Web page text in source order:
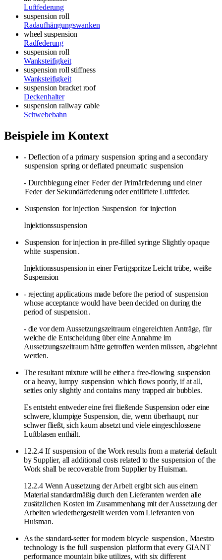
Luftfederung
suspension roll
Radaufhängungswanken
wheel suspension
Radfederung
suspension roll
Wanksteifigkeit
suspension roll stiffness
Wanksteifigkeit
suspension bracket roof
Deckenhalter
suspension railway cable
Schwebebahn
Beispiele im Kontext
- Deflection of a primary suspension spring and a secondary
suspension spring or deflated pneumatic suspension
- Durchbiegung einer Feder der Primärfederung und einer
Feder der Sekundärfederung oder entlüftete Luftfeder.
Suspension for injection Suspension for injection
Injektionssuspension
Suspension for injection in pre-filled syringe Slightly opaque
white suspension .
Injektionssuspension in einer Fertigspritze Leicht trübe, weiße
Suspension
- rejecting applications made before the period of suspension
whose acceptance would have been decided on during the
period of suspension .
- die vor dem Aussetzungszeitraum eingereichten Anträge, für
welche die Entscheidung über eine Annahme im
Aussetzungszeitraum hätte getroffen werden müssen, abgelehnt
werden.
The resultant mixture will be either a free-flowing suspension
or a heavy, lumpy suspension which flows poorly, if at all,
settles only slightly and contains many trapped air bubbles.
Es entsteht entweder eine frei fließende Suspension oder eine
schwere, klumpige Suspension, die, wenn überhaupt, nur
schwer fließt, sich kaum absetzt und viele eingeschlossene
Luftblasen enthält.
12.2.4 If suspension of the Work results from a material default
by Supplier, all additional costs related to the suspension of the
Work shall be recoverable from Supplier by Huisman.
12.2.4 Wenn Aussetzung der Arbeit ergibt sich aus einem
Material standardmäßig durch den Lieferanten werden alle
zusätzlichen Kosten im Zusammenhang mit der Aussetzung der
Arbeiten wiederhergestellt werden vom Lieferanten von
Huisman.
As the standard-setter for modern bicycle suspension , Maestro
technology is the full suspension platform that every GIANT
performance mountain bike utilizes, with six different